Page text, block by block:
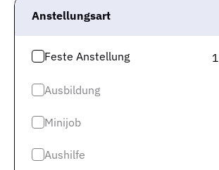
Anstellungsart
Feste Anstellung 1
Ausbildung
Minijob
Aushilfe